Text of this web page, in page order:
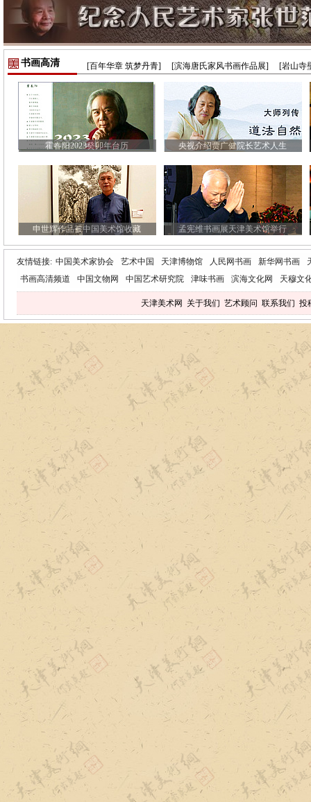
书画高清 [百年华章 筑梦丹青] [滨海唐氏家风书画作品展] [岩山寺
霍春阳2023癸卯年台历 央视介绍贾广健院长艺术人生
申世辉作品被中国美术馆收藏 孟宪维书画展天津美术馆举行
友情链接: 中国美术家协会 艺术中国 天津博物馆 人民网书画 新华网书画
书画高清频道
中国文物网 中国艺术研究院 津味书画 滨海文化网 天穆文
天津美术网 关于我们 艺术顾问 联系我们 投